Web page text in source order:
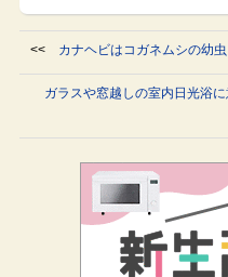
<< カナヘビはコガネムシの幼
ガラスや窓越しの室内日光浴